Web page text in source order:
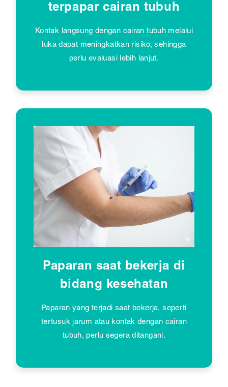
terpapar cairan tubuh
Kontak langsung dengan cairan tubuh melalui
luka dapat meningkatkan risiko, sehingga
perlu evaluasi lebih lanjut.
Paparan saat bekerja di
bidang kesehatan
Paparan yang terjadi saat bekerja, seperti
tertusuk jarum atau kontak dengan cairan
tubuh, perlu segera ditangani.